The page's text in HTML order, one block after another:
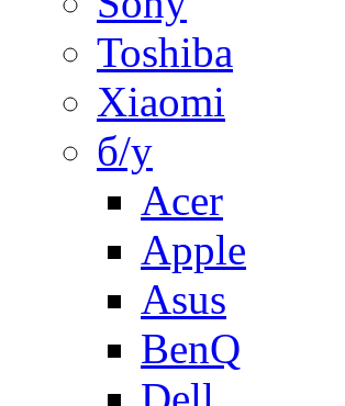
Toshiba
Xiaomi
б/у
Acer
Apple
Asus
BenQ